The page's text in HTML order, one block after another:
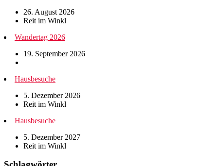
26. August 2026
Reit im Winkl
Wandertag 2026
19. September 2026
Hausbesuche
5. Dezember 2026
Reit im Winkl
Hausbesuche
5. Dezember 2027
Reit im Winkl